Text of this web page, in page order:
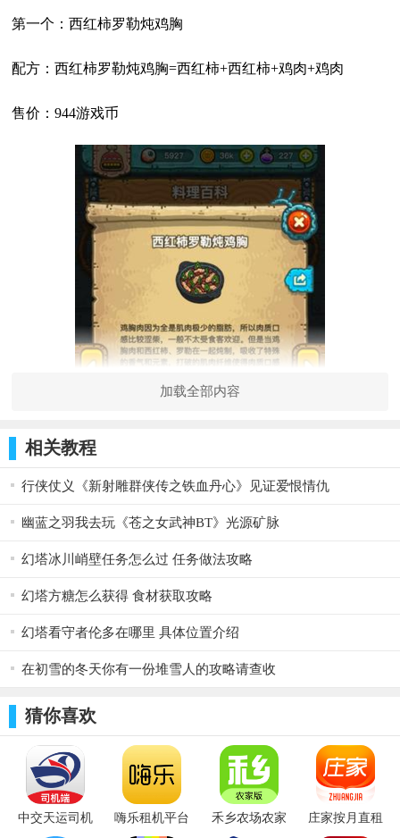
第一个：西红柿罗勒炖鸡胸
配方：西红柿罗勒炖鸡胸=西红柿+西红柿+鸡肉+鸡肉
售价：944游戏币
配方：花和牛=西红柿+猪肉+牛肉+西兰花
售价：2175游戏币
加载全部内容
相关教程
行侠仗义《新射雕群侠传之铁血丹心》见证爱恨情仇
幽蓝之羽我去玩《苍之女武神BT》光源矿脉
幻塔冰川峭壁任务怎么过 任务做法攻略
幻塔方糖怎么获得 食材获取攻略
幻塔看守者伦多在哪里 具体位置介绍
在初雪的冬天你有一份堆雪人的攻略请查收
猜你喜欢
中交天运司机
嗨乐租机平台
禾乡农场农家
庄家按月直租